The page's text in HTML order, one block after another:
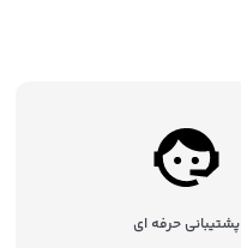
پشتیبانی حرفه ای